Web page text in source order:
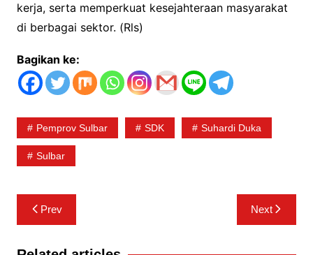
kerja, serta memperkuat kesejahteraan masyarakat
di berbagai sektor. (Rls)
Bagikan ke:
Pemprov Sulbar SDK Suhardi Duka
Sulbar
Navigasi
pos
Prev Next